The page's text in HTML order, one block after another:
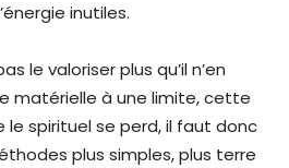
inutiles.
le valoriser plus qu’il n’en
matérielle à une limite, cette
le spirituel se perd, il faut donc
plus simples, plus terre